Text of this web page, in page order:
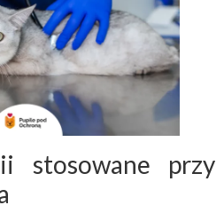
stosowane przy